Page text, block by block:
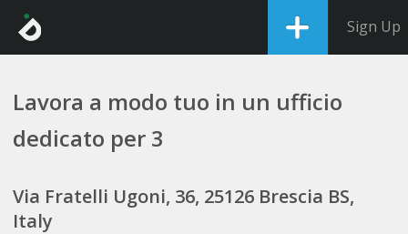
Sign Up
Lavora a modo tuo in un ufficio
dedicato per 3
Via Fratelli Ugoni, 36, 25126 Brescia BS,
Italy